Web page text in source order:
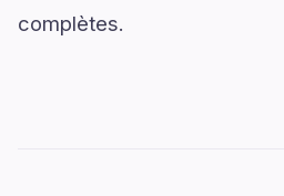
complètes.